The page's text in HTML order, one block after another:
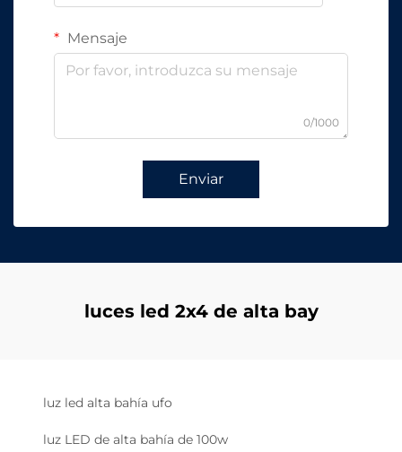
Mensaje
0/1000
Enviar
luces led 2x4 de alta bay
luz led alta bahía ufo
luz LED de alta bahía de 100w